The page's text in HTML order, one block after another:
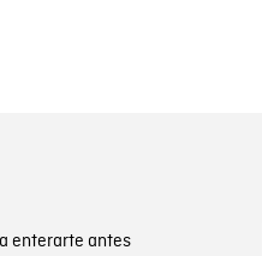
enterarte antes